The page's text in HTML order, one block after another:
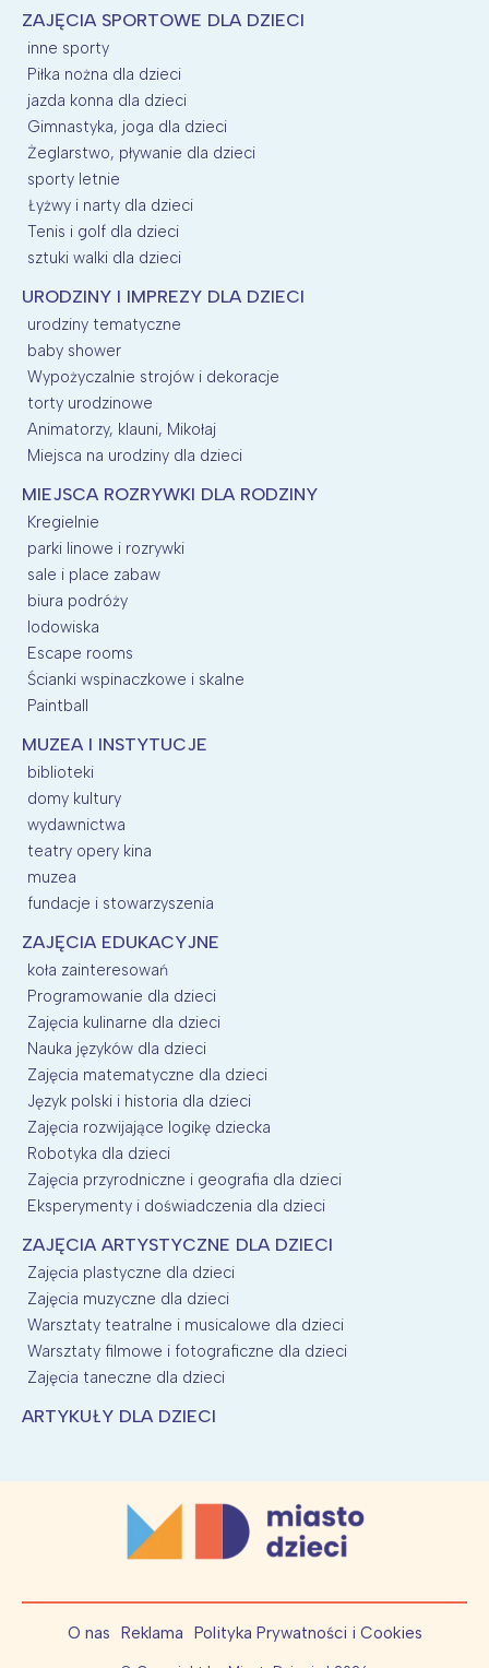
ZAJĘCIA SPORTOWE DLA DZIECI
inne sporty
Piłka nożna dla dzieci
jazda konna dla dzieci
Gimnastyka, joga dla dzieci
Żeglarstwo, pływanie dla dzieci
sporty letnie
Łyżwy i narty dla dzieci
Tenis i golf dla dzieci
sztuki walki dla dzieci
URODZINY I IMPREZY DLA DZIECI
urodziny tematyczne
baby shower
Wypożyczalnie strojów i dekoracje
torty urodzinowe
Animatorzy, klauni, Mikołaj
Miejsca na urodziny dla dzieci
MIEJSCA ROZRYWKI DLA RODZINY
Kregielnie
parki linowe i rozrywki
sale i place zabaw
biura podróży
lodowiska
Escape rooms
Ścianki wspinaczkowe i skalne
Paintball
MUZEA I INSTYTUCJE
biblioteki
domy kultury
wydawnictwa
teatry opery kina
muzea
fundacje i stowarzyszenia
ZAJĘCIA EDUKACYJNE
koła zainteresowań
Programowanie dla dzieci
Zajęcia kulinarne dla dzieci
Nauka języków dla dzieci
Zajęcia matematyczne dla dzieci
Język polski i historia dla dzieci
Zajęcia rozwijające logikę dziecka
Robotyka dla dzieci
Zajęcia przyrodniczne i geografia dla dzieci
Eksperymenty i doświadczenia dla dzieci
ZAJĘCIA ARTYSTYCZNE DLA DZIECI
Zajęcia plastyczne dla dzieci
Zajęcia muzyczne dla dzieci
Warsztaty teatralne i musicalowe dla dzieci
Warsztaty filmowe i fotograficzne dla dzieci
Zajęcia taneczne dla dzieci
ARTYKUŁY DLA DZIECI
O nas Reklama Polityka Prywatności i Cookies